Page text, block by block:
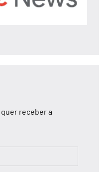
receber a